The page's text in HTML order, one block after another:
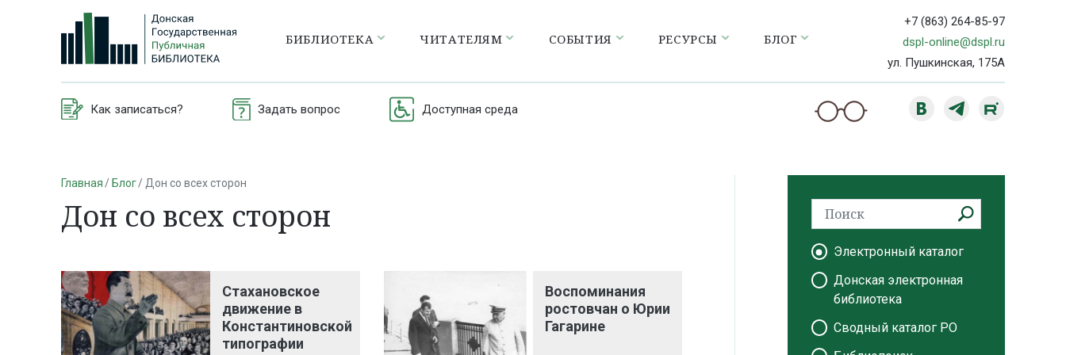
БИБЛИОТЕКА ЧИТАТЕЛЯМ СОБЫТИЯ РЕСУРСЫ БЛОГ
+7 (863) 264-85-97
dspl-online@dspl.ru
ул. Пушкинская, 175А
Как записаться? Задать вопрос Доступная среда
Главная Блог Дон со всех сторон
Дон со всех сторон
Стахановское
движение в
Константиновской
типографии
Воспоминания
ростовчан о Юрии
Гагарине
Электронный каталог
Донская электронная
библиотека
Сводный каталог РО